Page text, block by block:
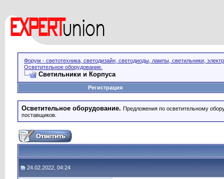
Форум - светотехника, светодизайн, светодиоды, лампы, светильники,
Осветительное оборудование.
Светильники и Корпуса
Регистрация
Осветительное оборудование. Предложения по осветительному
поставщиков.
24.02.2022, 04:24